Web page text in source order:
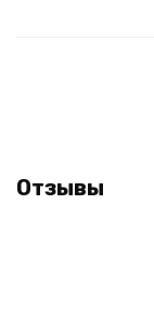
Отзывы